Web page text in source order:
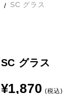
SC グラス
SC グラス
¥1,870 (税込)